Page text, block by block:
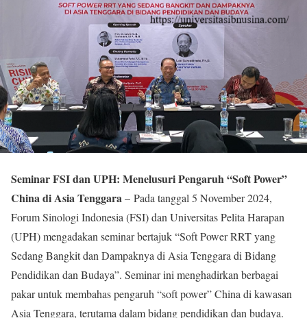
Seminar FSI dan UPH: Menelusuri Pengaruh “Soft Power”
China di Asia Tenggara– Pada tanggal 5 November 2024,
Forum Sinologi Indonesia (FSI) dan Universitas Pelita Harapan
(UPH) mengadakan seminar bertajuk “Soft Power RRT yang
Sedang Bangkit dan Dampaknya di Asia Tenggara di Bidang
Pendidikan dan Budaya”. Seminar ini menghadirkan berbagai
pakar untuk membahas pengaruh “soft power” China di kawasan
Asia Tenggara, terutama dalam bidang pendidikan dan budaya.